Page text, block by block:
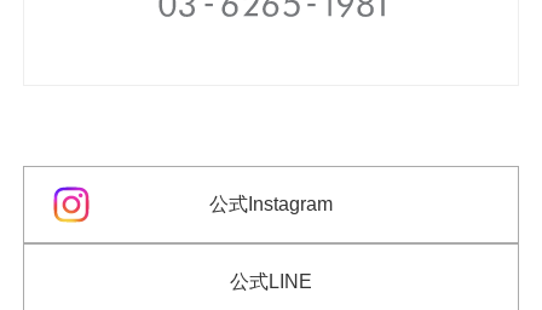
公式Instagram
公式LINE